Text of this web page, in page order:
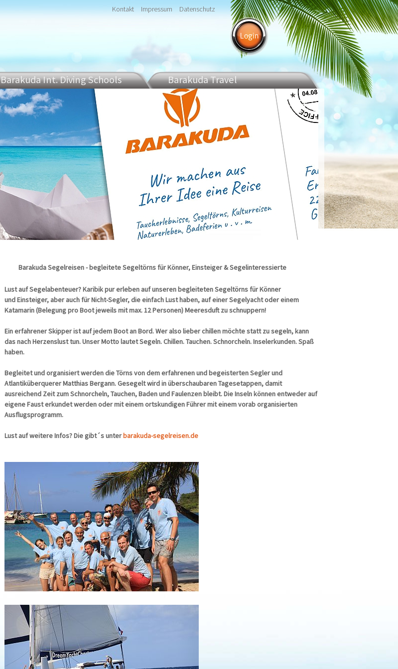
Kontakt Impressum Datenschutz
Barakuda Int. Diving Schools Barakuda Travel
Barakuda Segelreisen - begleitete Segeltörns für Könner, Einsteiger & Segelinteressierte
Lust auf Segelabenteuer? Karibik pur erleben auf unseren begleiteten Segeltörns für Könner
und Einsteiger, aber auch für Nicht-Segler, die einfach Lust haben, auf einer Segelyacht oder einem
Katamarin (Belegung pro Boot jeweils mit max. 12 Personen) Meeresduft zu schnuppern!
Ein erfahrener Skipper ist auf jedem Boot an Bord. Wer also lieber chillen möchte statt zu segeln, kann
das nach Herzenslust tun. Unser Motto lautet Segeln. Chillen. Tauchen. Schnorcheln. Inselerkunden. Spaß
haben.
Begleitet und organisiert werden die Törns von dem erfahrenen und begeisterten Segler und
Atlantiküberquerer Matthias Bergann. Gesegelt wird in überschaubaren Tagesetappen, damit
ausreichend Zeit zum Schnorcheln, Tauchen, Baden und Faulenzen bleibt. Die Inseln können entweder auf
eigene Faust erkundet werden oder mit einem ortskundigen Führer mit einem vorab organisierten
Ausflugsprogramm.
Lust auf weitere Infos? Die gibt´s unterbarakuda-segelreisen.de